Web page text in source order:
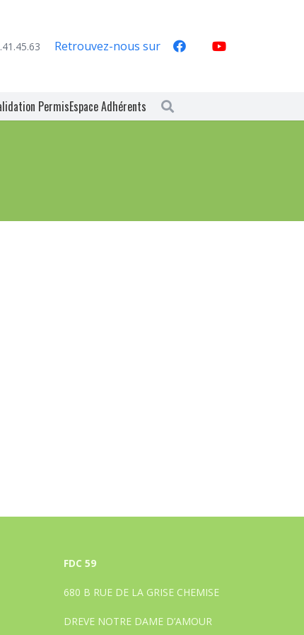
Retrouvez-nous sur
PermisEspace Adhérents
FDC 59
680 B RUE DE LA GRISE CHEMISE
DREVE NOTRE DAME D’AMOUR